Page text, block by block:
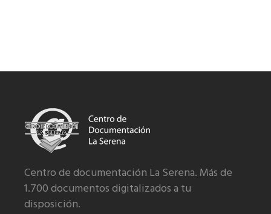
Centro de documentación La Serena. Más de
1.700 documentos digitalizados a tu
disposición.